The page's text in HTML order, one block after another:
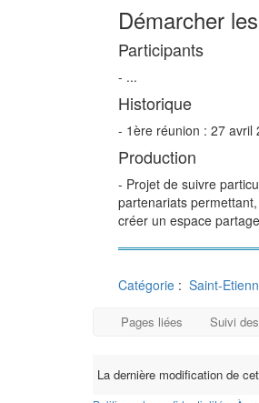
Démarcher
Participants
- ...
Historique
- 1ère réunion : 27 avril
Production
- Projet de suivre
partenariats
créer un espace
Catégorie : Saint-
Pages liées Suivi
La dernière modification de